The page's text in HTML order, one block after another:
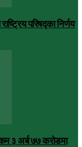
परिषद्का निर्णय
३ अर्ब ७७ करोडमा